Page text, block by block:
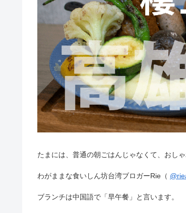
たまには、普通の朝ごはんじゃなくて、おし
わがままな食いしん坊台湾ブロガーRie（
ブランチは中国語で「早午餐」と言います。